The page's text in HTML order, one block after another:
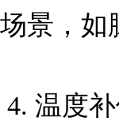
场景，如